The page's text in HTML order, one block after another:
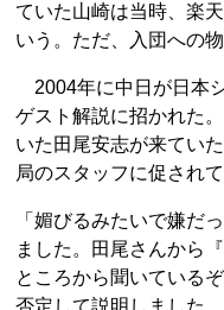
ていた山崎は当時、楽
いう。ただ、入団への
2004年に中日が日本
ゲスト解説に招かれた
いた田尾安志が来てい
局のスタッフに促され
「媚びるみたいで嫌だ
ました。田尾さんから
ところから聞いている